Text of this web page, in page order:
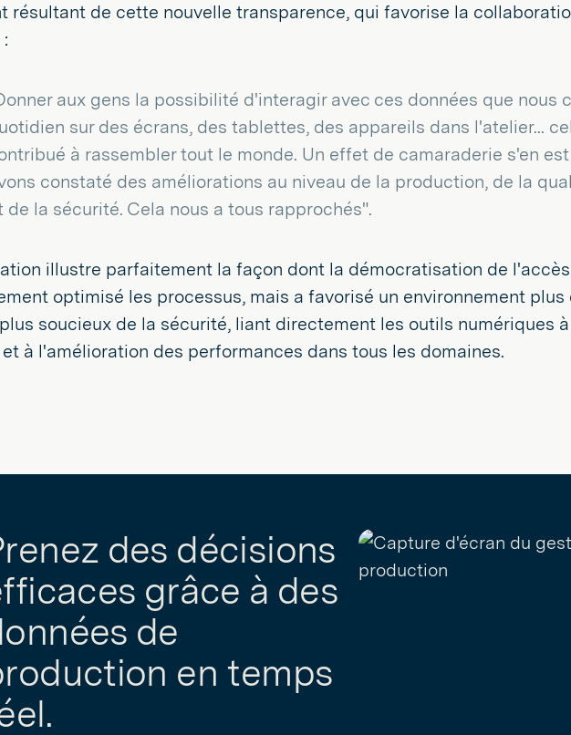
résultant de cette nouvelle transparence, qui favorise la
aux gens la possibilité d'interagir avec ces données que nous
sur des écrans, des tablettes, des appareils dans l'atelier...
à rassembler tout le monde. Un effet de camaraderie s'en
constaté des améliorations au niveau de la production, de la
de la sécurité. Cela nous a tous rapprochés".
illustre parfaitement la façon dont la démocratisation de
optimisé les processus, mais a favorisé un environnement
soucieux de la sécurité, liant directement les outils numériques
à l'amélioration des performances dans tous les domaines.
des décisions
grâce à des
de
en temps